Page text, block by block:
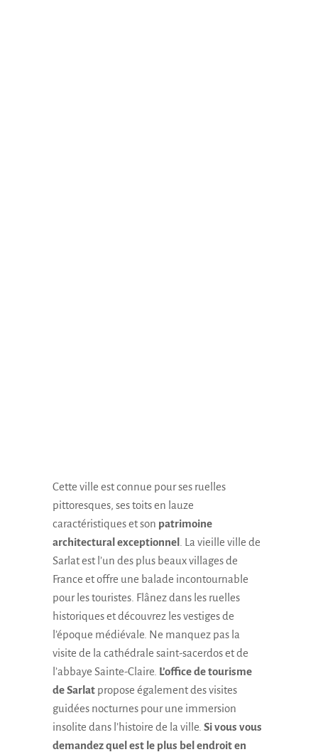
Cette ville est connue pour ses ruelles
pittoresques, ses toits en lauze
caractéristiques et son patrimoine
architectural exceptionnel . La vieille ville de
Sarlat est l’un des plus beaux villages de
France et offre une balade incontournable
pour les touristes. Flânez dans les ruelles
historiques et découvrez les vestiges de
l’époque médiévale. Ne manquez pas la
visite de la cathédrale saint-sacerdos et de
l’abbaye Sainte-Claire. L’office de tourisme
de Sarlat propose également des visites
guidées nocturnes pour une immersion
insolite dans l’histoire de la ville. Si vous vous
demandez quel est le plus bel endroit en